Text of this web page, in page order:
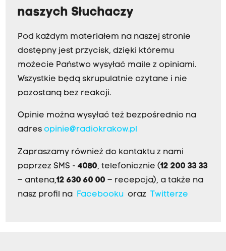
naszych Słuchaczy
Pod każdym materiałem na naszej stronie
dostępny jest przycisk, dzięki któremu
możecie Państwo wysyłać maile z opiniami.
Wszystkie będą skrupulatnie czytane i nie
pozostaną bez reakcji.
Opinie można wysyłać też bezpośrednio na
adres opinie@radiokrakow.pl
Zapraszamy również do kontaktu z nami
poprzez SMS - 4080, telefonicznie (12 200 33 33
– antena,12 630 60 00 – recepcja), a także na
nasz profil na
Facebookuoraz Twitterze